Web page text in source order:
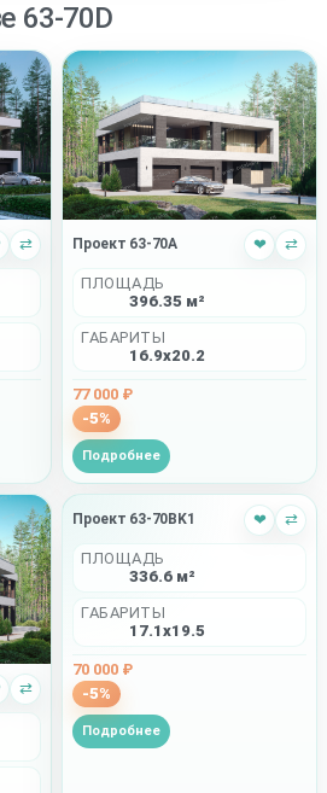
63-70D
⇄ Проект 63-70A ❤ ⇄
ПЛОЩАДЬ
396.35 м²
ГАБАРИТЫ
16.9x20.2
77 000 ₽
-5%
Подробнее
⇄
Проект 63-70BK1 ❤ ⇄
ПЛОЩАДЬ
336.6 м²
ГАБАРИТЫ
17.1x19.5
70 000 ₽
-5%
Подробнее